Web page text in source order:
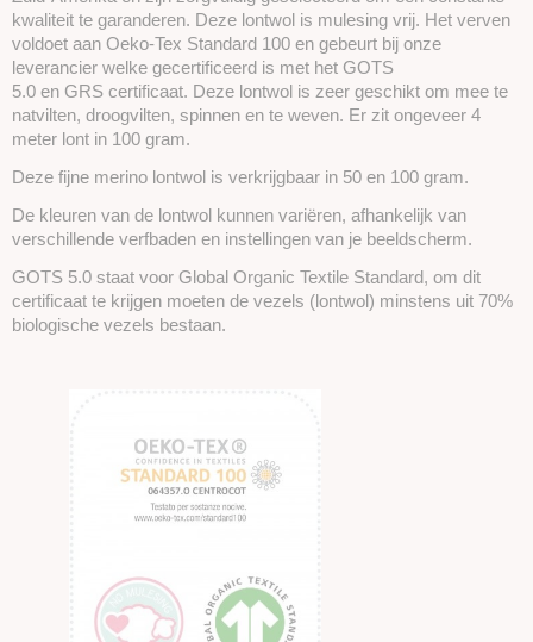
kwaliteit te garanderen. Deze lontwol is mulesing vrij. Het verven
voldoet aan Oeko-Tex Standard 100 en gebeurt bij onze
leverancier welke gecertificeerd is met het GOTS
5.0 en GRS certificaat. Deze lontwol is zeer geschikt om mee te
natvilten, droogvilten, spinnen en te weven. Er zit ongeveer 4
meter lont in 100 gram.
Deze fijne merino lontwol is verkrijgbaar in 50 en 100 gram.
De kleuren van de lontwol kunnen variëren, afhankelijk van
verschillende verfbaden en instellingen van je beeldscherm.
GOTS 5.0 staat voor Global Organic Textile Standard, om dit
certificaat te krijgen moeten de vezels (lontwol) minstens uit 70%
biologische vezels bestaan.